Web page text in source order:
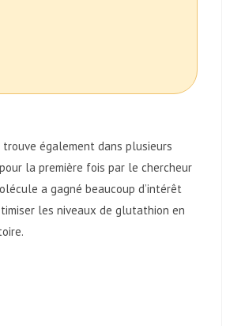
également dans plusieurs
la première fois par le chercheur
a gagné beaucoup d’intérêt
les niveaux de glutathion en